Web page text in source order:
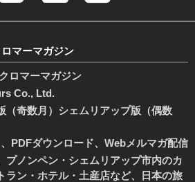
マーマガジン
ロマーマガジン
Co., Ltd.
（奇数月）シェムリアップ版（偶数
PDFダウンロード、Webメルマガ配信
プノンペン・シェムリアップ市内のカ
ラン・ホテル・土産店など、日本の旅